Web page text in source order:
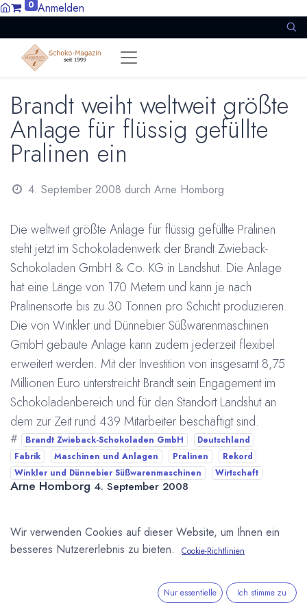
0 Anmelden
Brandt weiht weltweit größte
Anlage für flüssig gefüllte
Pralinen ein
4. September 2008 durch Arne Homborg
Die weltweit größte Anlage für flüssig gefüllte Pralinen
steht jetzt im Schokoladenwerk der Brandt Zwieback-
Schokoladen GmbH & Co. KG in Landshut. Die Anlage
hat eine Länge von 170 Metern und kann je nach
Pralinensorte bis zu 30 Tonnen pro Schicht produzieren.
Die von Winkler und Dünnebier Süßwarenmaschinen
GmbH gebaute Anlage kann zudem jederzeit flexibel
erweitert werden. Mit der Investition von insgesamt 8,75
Millionen Euro unterstreicht Brandt sein Engagement im
Schokoladenbereich und für den Standort Landshut an
dem zur Zeit rund 439 Mitarbeiter beschäftigt sind.
# Brandt Zwieback-Schokoladen GmbH
Deutschland
Fabrik
Maschinen und Anlagen Pralinen
Rekord
Winkler und Dünnebier Süßwarenmaschinen
Wirtschaft
Arne Homborg 4. September 2008
DIESEN BEITRAG TEILEN
Wir verwenden Cookies auf dieser Website, um Ihnen ein
besseres Nutzererlebnis zu bieten.
Cookie-Richtlinien
Nur essentielle Ich stimme zu